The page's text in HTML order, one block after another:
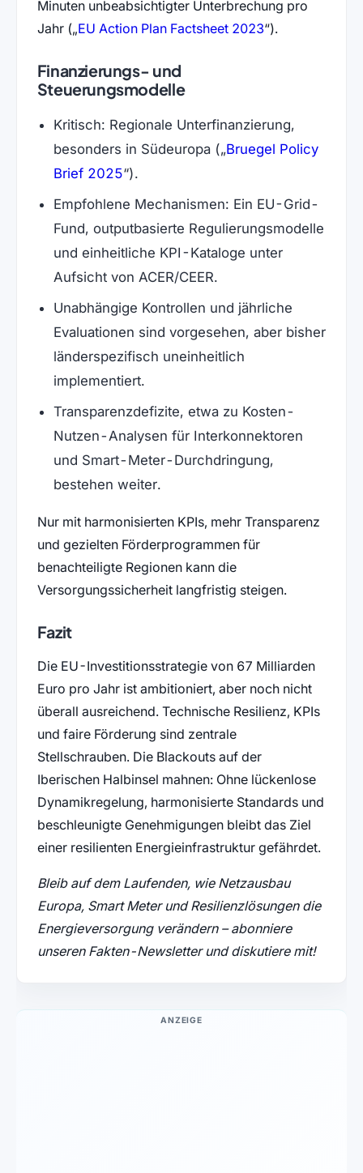
Minuten unbeabsichtigter Unterbrechung pro
Jahr ( EU Action Plan Factsheet 2023(öffnet in
).
Finanzierungs- und
Steuerungsmodelle
Kritisch: Regionale Unterfinanzierung,
besonders in Südeuropa ( Bruegel Policy
Brief 2025(öffnet in neuem Tab)
).
Empfohlene Mechanismen: Ein EU-Grid-
Fund, outputbasierte Regulierungsmodelle
und einheitliche KPI-Kataloge unter
Aufsicht von ACER/CEER.
Unabhängige Kontrollen und jährliche
Evaluationen sind vorgesehen, aber bisher
länderspezifisch uneinheitlich
implementiert.
Transparenzdefizite, etwa zu Kosten-
Nutzen-Analysen für Interkonnektoren
und Smart-Meter-Durchdringung,
bestehen weiter.
Nur mit harmonisierten KPIs, mehr Transparenz
und gezielten Förderprogrammen für
benachteiligte Regionen kann die
Versorgungssicherheit langfristig steigen.
Fazit
Die EU-Investitionsstrategie von 67 Milliarden
Euro pro Jahr ist ambitioniert, aber noch nicht
überall ausreichend. Technische Resilienz, KPIs
und faire Förderung sind zentrale
Stellschrauben. Die Blackouts auf der
Iberischen Halbinsel mahnen: Ohne lückenlose
Dynamikregelung, harmonisierte Standards und
beschleunigte Genehmigungen bleibt das Ziel
einer resilienten Energieinfrastruktur gefährdet.
Bleib auf dem Laufenden, wie Netzausbau
Europa, Smart Meter und Resilienzlösungen die
Energieversorgung verändern – abonniere
unseren Fakten-Newsletter und diskutiere mit!
ANZEIGE